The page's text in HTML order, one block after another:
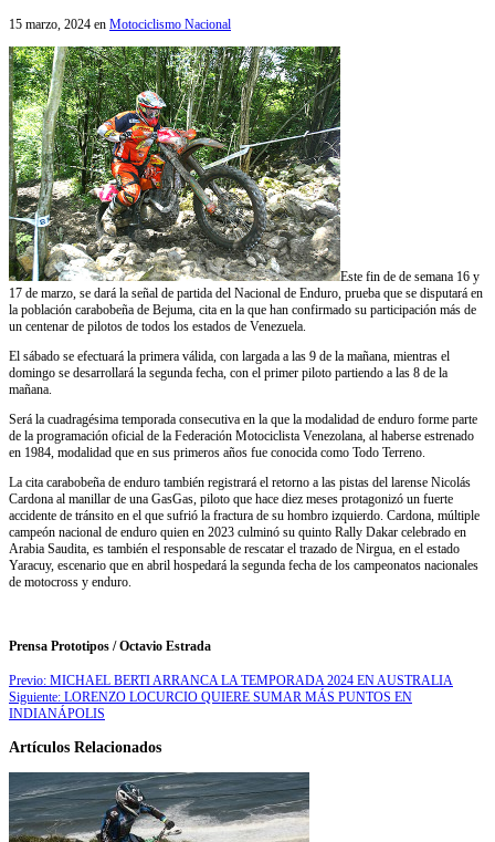
15 marzo, 2024 en Motociclismo Nacional
Este fin de de semana 16 y
17 de marzo, se dará la señal de partida del Nacional de Enduro, prueba que se disputará en
la población carabobeña de Bejuma, cita en la que han confirmado su participación más de
un centenar de pilotos de todos los estados de Venezuela.
El sábado se efectuará la primera válida, con largada a las 9 de la mañana, mientras el
domingo se desarrollará la segunda fecha, con el primer piloto partiendo a las 8 de la
mañana.
Será la cuadragésima temporada consecutiva en la que la modalidad de enduro forme parte
de la programación oficial de la Federación Motociclista Venezolana, al haberse estrenado
en 1984, modalidad que en sus primeros años fue conocida como Todo Terreno.
La cita carabobeña de enduro también registrará el retorno a las pistas del larense Nicolás
Cardona al manillar de una GasGas, piloto que hace diez meses protagonizó un fuerte
accidente de tránsito en el que sufrió la fractura de su hombro izquierdo. Cardona, múltiple
campeón nacional de enduro quien en 2023 culminó su quinto Rally Dakar celebrado en
Arabia Saudita, es también el responsable de rescatar el trazado de Nirgua, en el estado
Yaracuy, escenario que en abril hospedará la segunda fecha de los campeonatos nacionales
de motocross y enduro.
Prensa Prototipos / Octavio Estrada
Previo: MICHAEL BERTI ARRANCA LA TEMPORADA 2024 EN AUSTRALIA
Siguiente: LORENZO LOCURCIO QUIERE SUMAR MÁS PUNTOS EN
INDIANÁPOLIS
Artículos Relacionados